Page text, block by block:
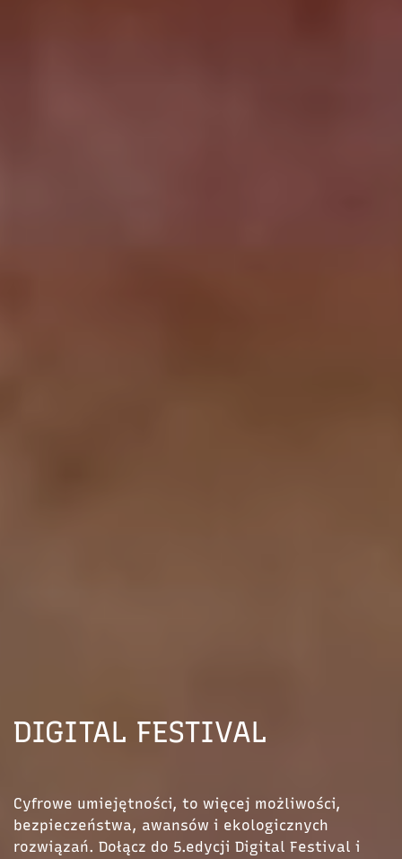
DIGITAL FESTIVAL
Cyfrowe umiejętności, to więcej możliwości,
bezpieczeństwa, awansów i ekologicznych
rozwiązań. Dołącz do 5.edycji Digital Festival i